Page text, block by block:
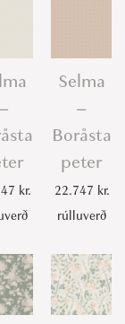
–
kr.
Selma
–
Boråsta
peter
22.747 kr.
rúlluverð